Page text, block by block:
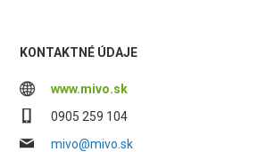
KONTAKTNÉ ÚDAJE
www.mivo.sk
0905 259 104
mivo@mivo.sk